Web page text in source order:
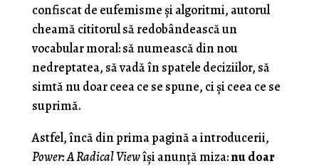
confiscat de eufemisme și algoritmi, autorul
cheamă cititorul să redobândească un
vocabular moral: să numească din nou
nedreptatea, să vadă în spatele deciziilor, să
simtă nu doar ceea ce se spune, ci și ceea ce se
suprimă.
Astfel, încă din prima pagină a introducerii,
Power: A Radical Viewîși anunță miza:nu doar